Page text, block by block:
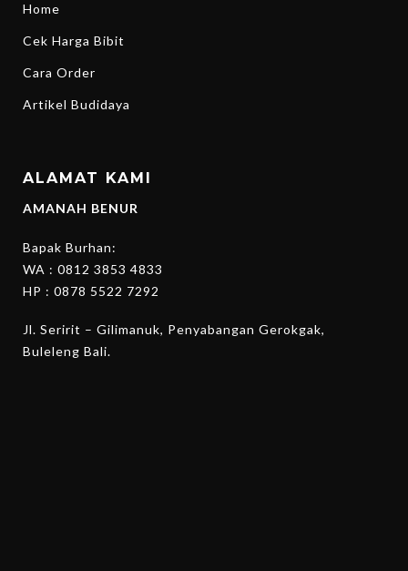
Home
Cek Harga Bibit
Cara Order
Artikel Budidaya
ALAMAT KAMI
AMANAH BENUR
Bapak Burhan:
WA : 0812 3853 4833
HP : 0878 5522 7292
Jl. Seririt – Gilimanuk, Penyabangan Gerokgak,
Buleleng Bali.